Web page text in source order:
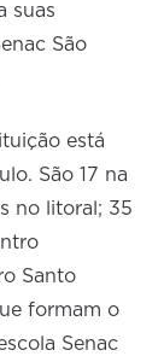
suas
São
está
São 17 na
no litoral; 35
Santo
formam o
Senac